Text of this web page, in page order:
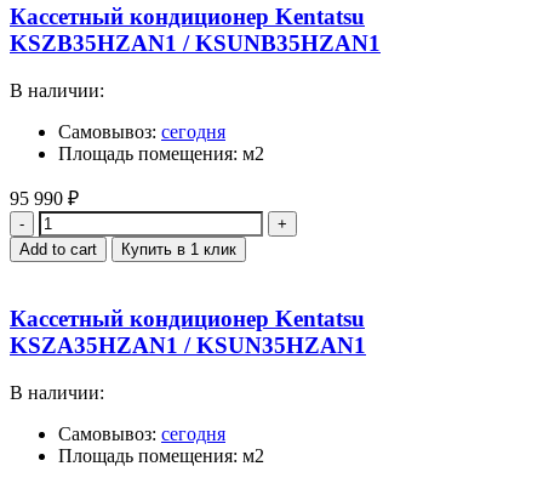
Кассетный кондиционер Kentatsu
KSZB35HZAN1 / KSUNB35HZAN1
В наличии:
Самовывоз: сегодня
Площадь помещения: м2
95 990 ₽
Quantity
Add to cart Купить в 1 клик
Кассетный кондиционер Kentatsu
KSZA35HZAN1 / KSUN35HZAN1
В наличии:
Самовывоз: сегодня
Площадь помещения: м2